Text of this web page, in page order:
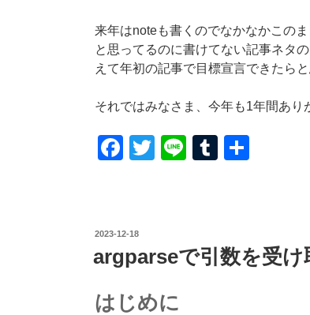
来年はnoteも書くのでなかなかこの
と思ってるのに書けてない記事ネタ
えて年初の記事で目標宣言できたらと
それではみなさま、今年も1年間あり
F
e
b
o
o
T
Li
T
r
投
日:
2023-12-18
argparseで引数を受け
はじめに